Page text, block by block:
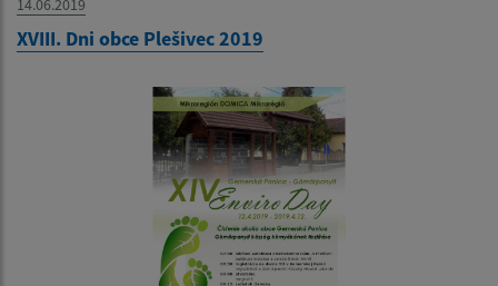
14.06.2019
XVIII. Dni obce Plešivec 2019